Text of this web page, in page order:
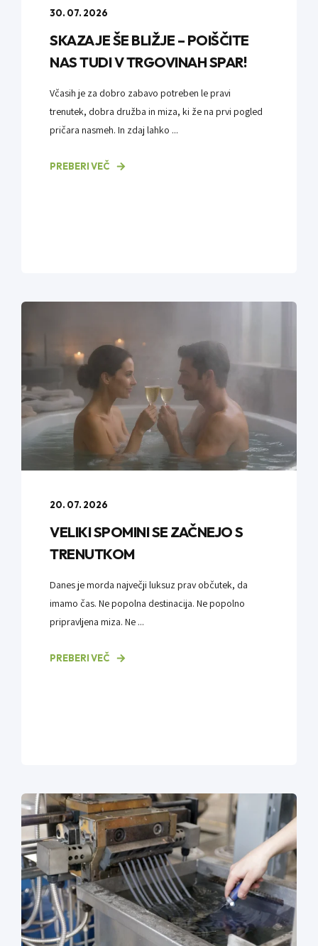
30. 07. 2026
SKAZA JE ŠE BLIŽJE – POIŠČITE
NAS TUDI V TRGOVINAH SPAR!
Včasih je za dobro zabavo potreben le pravi
trenutek, dobra družba in miza, ki že na prvi pogled
pričara nasmeh. In zdaj lahko ...
PREBERI VEČ
20. 07. 2026
VELIKI SPOMINI SE ZAČNEJO S
TRENUTKOM
Danes je morda največji luksuz prav občutek, da
imamo čas. Ne popolna destinacija. Ne popolno
pripravljena miza. Ne ...
PREBERI VEČ